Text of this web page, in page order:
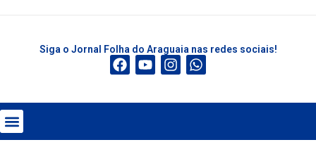
Siga o Jornal Folha do Araguaia nas redes sociais!